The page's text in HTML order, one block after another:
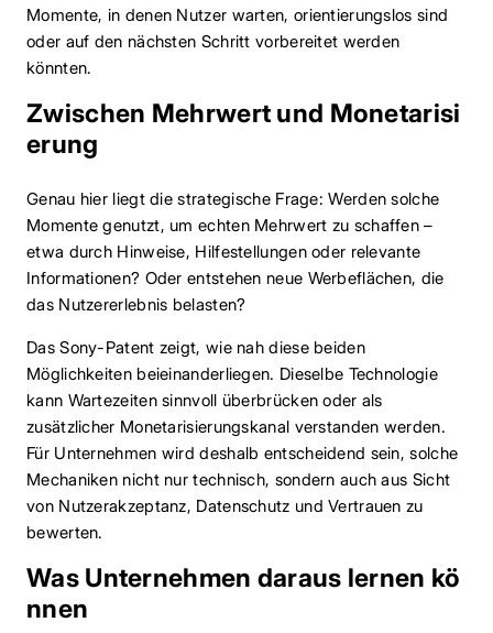
Momente, in denen Nutzer warten, orientierungslos sind
oder auf den nächsten Schritt vorbereitet werden
könnten.
Zwischen Mehrwert und Monetarisi
erung
Genau hier liegt die strategische Frage: Werden solche
Momente genutzt, um echten Mehrwert zu schaffen –
etwa durch Hinweise, Hilfestellungen oder relevante
Informationen? Oder entstehen neue Werbeflächen, die
das Nutzererlebnis belasten?
Das Sony-Patent zeigt, wie nah diese beiden
Möglichkeiten beieinanderliegen. Dieselbe Technologie
kann Wartezeiten sinnvoll überbrücken oder als
zusätzlicher Monetarisierungskanal verstanden werden.
Für Unternehmen wird deshalb entscheidend sein, solche
Mechaniken nicht nur technisch, sondern auch aus Sicht
von Nutzerakzeptanz, Datenschutz und Vertrauen zu
bewerten.
Was Unternehmen daraus lernen kö
nnen